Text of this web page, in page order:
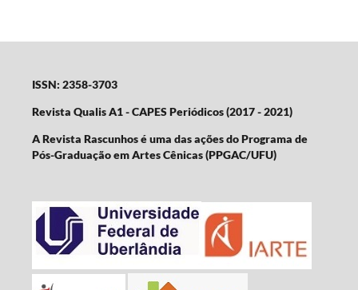
ISSN: 2358-3703
Revista Qualis A1 - CAPES Periódicos (2017 - 2021)
A Revista Rascunhos é uma das ações do Programa de
Pós-Graduação em Artes Cênicas (PPGAC/UFU)